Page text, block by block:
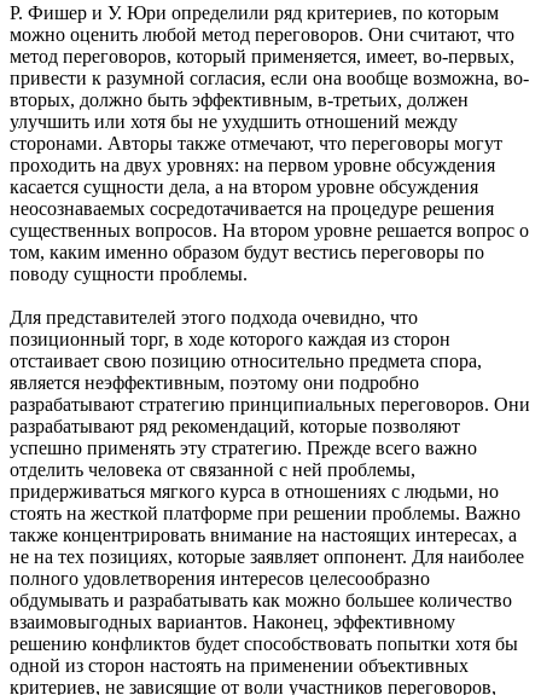
Р. Фишер и У. Юри определили ряд критериев, по которым
можно оценить любой метод переговоров. Они считают, что
метод переговоров, который применяется, имеет, во-первых,
привести к разумной согласия, если она вообще возможна, во-
вторых, должно быть эффективным, в-третьих, должен
улучшить или хотя бы не ухудшить отношений между
сторонами. Авторы также отмечают, что переговоры могут
проходить на двух уровнях: на первом уровне обсуждения
касается сущности дела, а на втором уровне обсуждения
неосознаваемых сосредотачивается на процедуре решения
существенных вопросов. На втором уровне решается вопрос о
том, каким именно образом будут вестись переговоры по
поводу сущности проблемы.
Для представителей этого подхода очевидно, что
позиционный торг, в ходе которого каждая из сторон
отстаивает свою позицию относительно предмета спора,
является неэффективным, поэтому они подробно
разрабатывают стратегию принципиальных переговоров. Они
разрабатывают ряд рекомендаций, которые позволяют
успешно применять эту стратегию. Прежде всего важно
отделить человека от связанной с ней проблемы,
придерживаться мягкого курса в отношениях с людьми, но
стоять на жесткой платформе при решении проблемы. Важно
также концентрировать внимание на настоящих интересах, а
не на тех позициях, которые заявляет оппонент. Для наиболее
полного удовлетворения интересов целесообразно
обдумывать и разрабатывать как можно большее количество
взаимовыгодных вариантов. Наконец, эффективному
решению конфликтов будет способствовать попытки хотя бы
одной из сторон настоять на применении объективных
критериев, не зависящие от воли участников переговоров,